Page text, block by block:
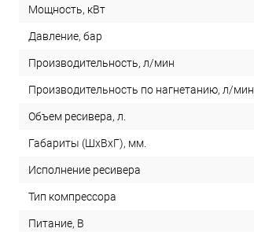
Мощность, кВт
Давление, бар
Производительность, л/мин
Производительность по нагнетанию, л/мин
Объем ресивера, л.
Габариты (ШхВхГ), мм.
Исполнение ресивера
Тип компрессора
Питание, В